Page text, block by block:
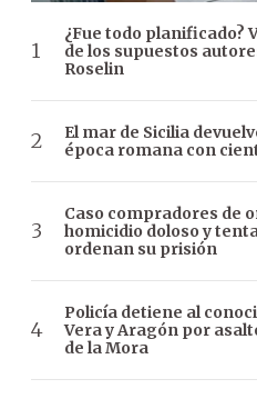
¿Fue todo planificado?
de los supuestos
Roselin
El mar de Sicilia
época romana con
Caso compradores de
homicidio doloso y
ordenan su prisión
Policía detiene al
Vera y Aragón por
de la Mora